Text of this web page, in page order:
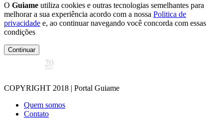
O Guiame utiliza cookies e outras tecnologias semelhantes para
melhorar a sua experiência acordo com a nossa Politica de
privacidade e, ao continuar navegando você concorda com essas
condições
Continuar
COPYRIGHT 2018 | Portal Guiame
Quem somos
Contato